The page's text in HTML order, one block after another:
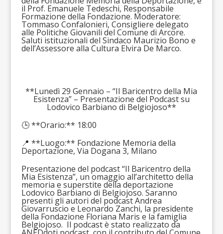
il Prof. Emanuele Tedeschi, Responsabile
Formazione della Fondazione. Moderatore:
Tommaso Confalonieri, Consigliere delegato
alle Politiche Giovanili del Comune di Arcore.
Saluti istituzionali del Sindaco Maurizio Bono e
dell’Assessore alla Cultura Elvira De Marco.
**Lunedì 29 Gennaio – “Il Baricentro della Mia
Esistenza” – Presentazione del Podcast su
Lodovico Barbiano di Belgiojoso**
🕒 **Orario:** 18:00
📍 **Luogo:** Fondazione Memoria della
Deportazione, Via Dogana 3, Milano
Presentazione del podcast “Il Baricentro della
Mia Esistenza”, un omaggio all’architetto della
memoria e superstite della deportazione
Lodovico Barbiano di Belgiojoso. Saranno
presenti gli autori del podcast Andrea
Giovarruscio e Leonardo Zanchi, la presidente
della Fondazione Floriana Maris e la famiglia
Belgiojoso. Il podcast è stato realizzato da